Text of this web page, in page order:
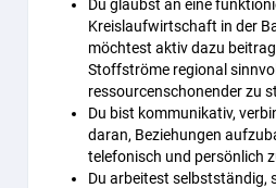
Du glaubst an eine
Kreislaufwirtschaft in der
möchtest aktiv dazu
Stoffströme regional
ressourcenschonender zu
Du bist kommunikativ,
daran, Beziehungen
telefonisch und persönlich
Du arbeitest selbstständig,